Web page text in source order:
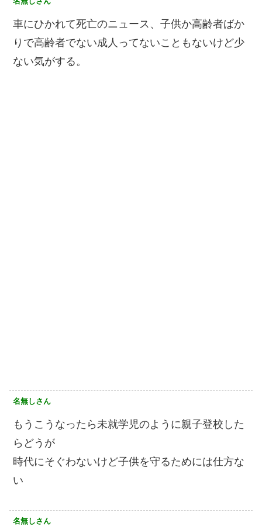
車にひかれて死亡のニュース、子供か高齢者ばか
りで高齢者でない成人ってないこともないけど少
ない気がする。
名無しさん
もうこうなったら未就学児のように親子登校した
らどうが
時代にそぐわないけど子供を守るためには仕方な
い
名無しさん